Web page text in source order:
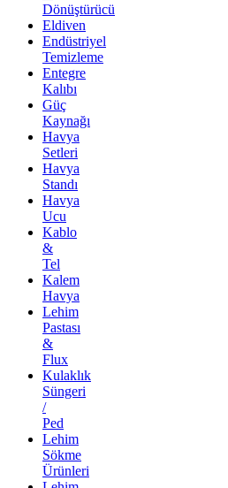
Dönüştürücü
Eldiven
Endüstriyel
Temizleme
Entegre
Kalıbı
Güç
Kaynağı
Havya
Setleri
Havya
Standı
Havya
Ucu
Kablo
&
Tel
Kalem
Havya
Lehim
Pastası
&
Flux
Kulaklık
Süngeri
/
Ped
Lehim
Sökme
Ürünleri